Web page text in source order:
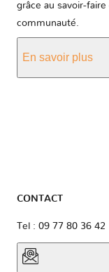
grâce au savoir-
communauté.
En savoir plus
CONTACT
Tel : 09 77 80 36 42